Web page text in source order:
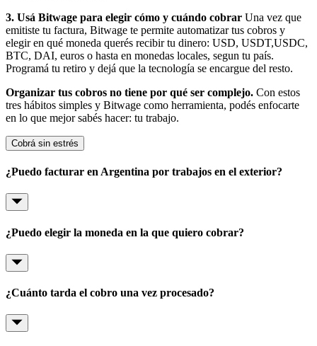
3. Usá Bitwage para elegir cómo y cuándo cobrar Una vez que
emitiste tu factura, Bitwage te permite automatizar tus cobros y
elegir en qué moneda querés recibir tu dinero: USD, USDT,USDC,
BTC, DAI, euros o hasta en monedas locales, segun tu país.
Programá tu retiro y dejá que la tecnología se encargue del resto.
Organizar tus cobros no tiene por qué ser complejo. Con estos
tres hábitos simples y Bitwage como herramienta, podés enfocarte
en lo que mejor sabés hacer: tu trabajo.
Cobrá sin estrés
¿Puedo facturar en Argentina por trabajos en el exterior?
¿Puedo elegir la moneda en la que quiero cobrar?
¿Cuánto tarda el cobro una vez procesado?